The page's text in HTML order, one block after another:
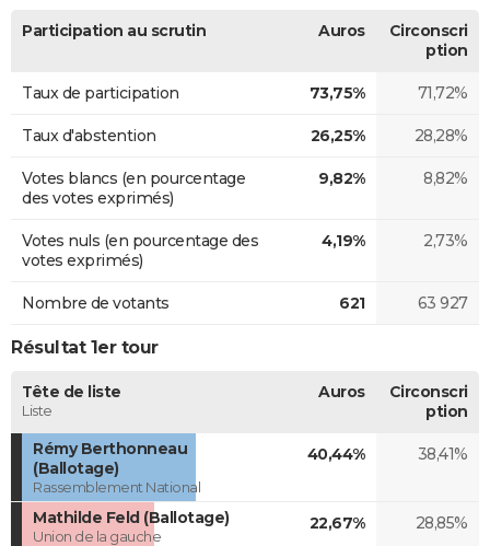
Participation au scrutin Auros
Circonscri
ption
Taux de participation 73,75% 71,72%
Taux d'abstention 26,25% 28,28%
Votes blancs (en pourcentage
des votes exprimés)
9,82% 8,82%
Votes nuls (en pourcentage des
votes exprimés)
4,19% 2,73%
Nombre de votants 621 63 927
Résultat 1er tour
Tête de liste
Liste
Auros
Circonscri
ption
Rémy Berthonneau
(Ballotage)
Rassemblement National
40,44% 38,41%
Mathilde Feld (Ballotage)
Union de la gauche
22,67% 28,85%